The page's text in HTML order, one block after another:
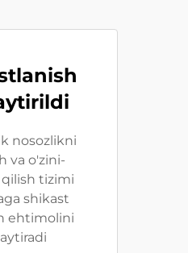
nosozlikni
va o'zini-
tizimi
shikast
ehtimolini